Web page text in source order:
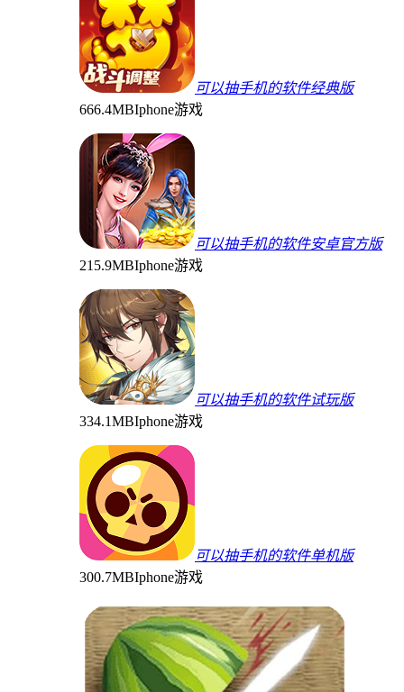
可以抽手机的软件经典版
666.4MBIphone游戏
可以抽手机的软件安卓官方版
215.9MBIphone游戏
可以抽手机的软件试玩版
334.1MBIphone游戏
可以抽手机的软件单机版
300.7MBIphone游戏